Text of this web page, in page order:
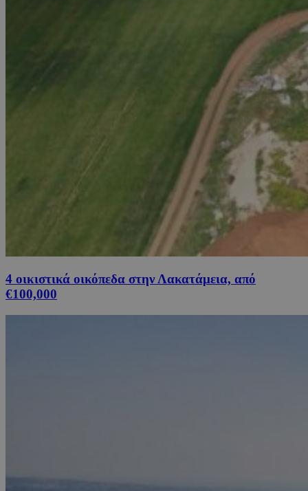
4 οικιστικά οικόπεδα στην Λακατάμεια, από
€100,000